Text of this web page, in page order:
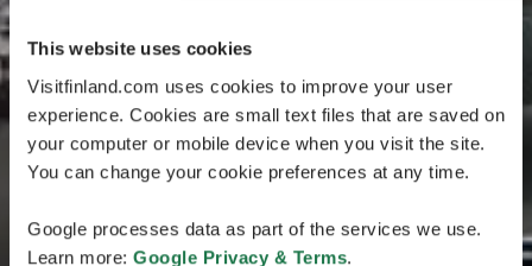
This website uses cookies
Visitfinland.com uses cookies to improve your user
experience. Cookies are small text files that are saved on
your computer or mobile device when you visit the site.
You can change your cookie preferences at any time.
Google processes data as part of the services we use.
Learn more: Google Privacy & Terms.